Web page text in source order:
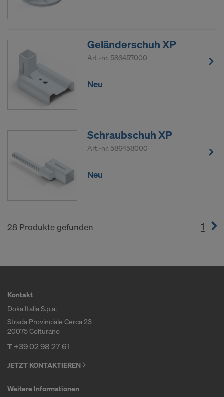
Geländerschuh XP
Art.-nr. 586457000
Neu
Schraubschuh XP
Art.-nr. 586458000
Neu
28 Produkte gefunden 1
Kontakt
Doka Italia S.p.a.
Strada Provinciale Cerca 23
20075 Colturano
T+39 02 98 27 61
JETZT KONTAKTIEREN
Weitere Informationen